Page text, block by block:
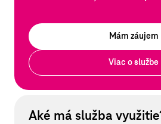
Mám záujem
Viac o službe
Aké má služba